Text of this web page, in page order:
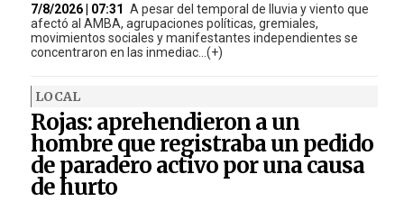
7/8/2026 | 07:31 A pesar del temporal de lluvia y viento que
afectó al AMBA, agrupaciones políticas, gremiales,
movimientos sociales y manifestantes independientes se
concentraron en las inmediac...(+)
LOCAL
Rojas: aprehendieron a un
hombre que registraba un pedido
de paradero activo por una causa
de hurto